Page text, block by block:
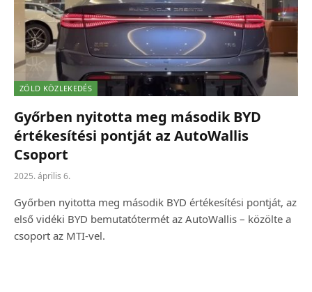
ZÖLD KÖZLEKEDÉS
Győrben nyitotta meg második BYD
értékesítési pontját az AutoWallis
Csoport
2025. április 6.
Győrben nyitotta meg második BYD értékesítési pontját, az
első vidéki BYD bemutatótermét az AutoWallis – közölte a
csoport az MTI-vel.